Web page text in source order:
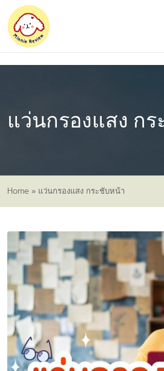
แว่นกรองแสง ก
Home » แว่นกรองแสง กระชับหน้า